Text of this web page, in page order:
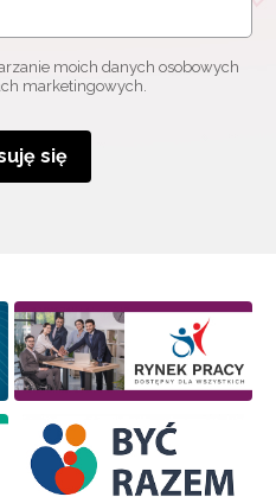
moich danych osobowych
marketingowych.
się